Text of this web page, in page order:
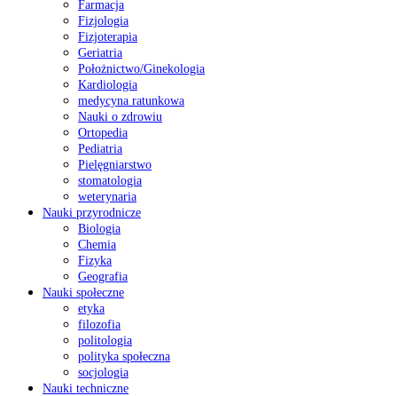
Farmacja
Fizjologia
Fizjoterapia
Geriatria
Położnictwo/Ginekologia
Kardiologia
medycyna ratunkowa
Nauki o zdrowiu
Ortopedia
Pediatria
Pielęgniarstwo
stomatologia
weterynaria
Nauki przyrodnicze
Biologia
Chemia
Fizyka
Geografia
Nauki społeczne
etyka
filozofia
politologia
polityka społeczna
socjologia
Nauki techniczne